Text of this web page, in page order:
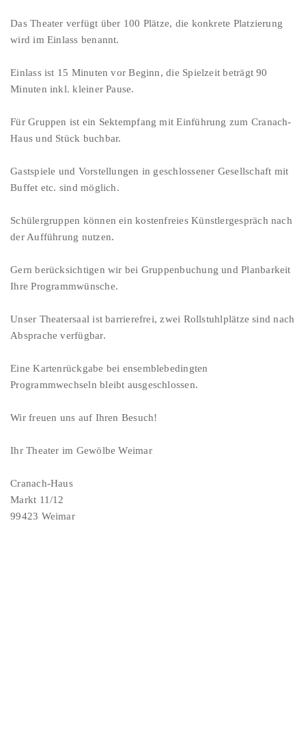
Das Theater verfügt über 100 Plätze, die konkrete Platzierung
wird im Einlass benannt.
Einlass ist 15 Minuten vor Beginn, die Spielzeit beträgt 90
Minuten inkl. kleiner Pause.
Für Gruppen ist ein Sektempfang mit Einführung zum Cranach-
Haus und Stück buchbar.
Gastspiele und Vorstellungen in geschlossener Gesellschaft mit
Buffet etc. sind möglich.
Schülergruppen können ein kostenfreies Künstlergespräch nach
der Aufführung nutzen.
Gern berücksichtigen wir bei Gruppenbuchung und Planbarkeit
Ihre Programmwünsche.
Unser Theatersaal ist barrierefrei, zwei Rollstuhlplätze sind nach
Absprache verfügbar.
Eine Kartenrückgabe bei ensemblebedingten
Programmwechseln bleibt ausgeschlossen.
Wir freuen uns auf Ihren Besuch!
Ihr Theater im Gewölbe Weimar
Cranach-Haus
Markt 11/12
99423 Weimar